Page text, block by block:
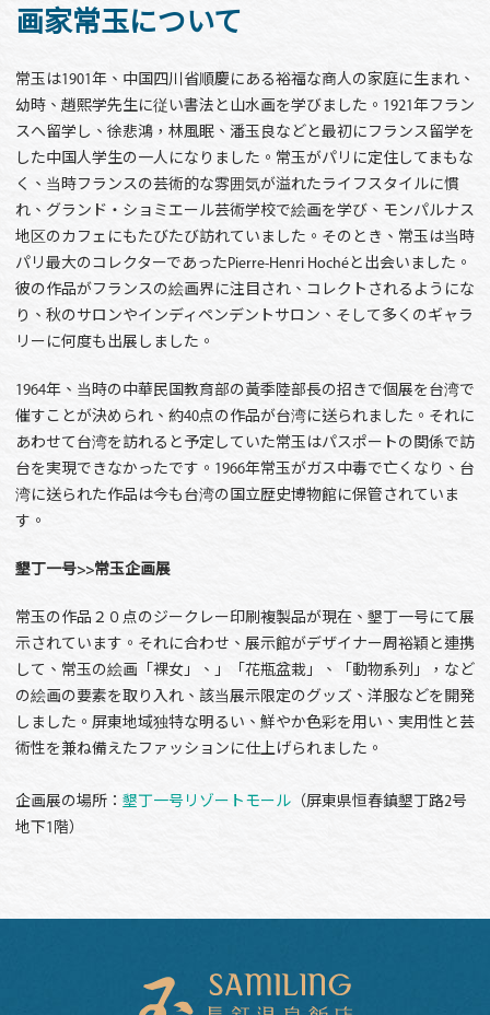
画家常玉について
常玉は1901年、中国四川省順慶にある裕福な商人の家庭に生まれ、
幼時、趙熙学先生に従い書法と山水画を学びました。1921年フラン
スへ留学し、徐悲鴻，林風眠、潘玉良などと最初にフランス留学を
した中国人学生の一人になりました。常玉がパリに定住してまもな
く、当時フランスの芸術的な雰囲気が溢れたライフスタイルに慣
れ、グランド・ショミエール芸術学校で絵画を学び、モンパルナス
地区のカフェにもたびたび訪れていました。そのとき、常玉は当時
パリ最大のコレクターであったPierre-Henri Hochéと出会いました。
彼の作品がフランスの絵画界に注目され、コレクトされるようにな
り、秋のサロンやインディペンデントサロン、そして多くのギャラ
リーに何度も出展しました。
1964年、当時の中華民国教育部の黃季陸部長の招きで個展を台湾で
催すことが決められ、約40点の作品が台湾に送られました。それに
あわせて台湾を訪れると予定していた常玉はパスポートの関係で訪
台を実現できなかったです。1966年常玉がガス中毒で亡くなり、台
湾に送られた作品は今も台湾の国立歴史博物館に保管されていま
す。
墾丁一号>>常玉企画展
常玉の作品２０点のジークレー印刷複製品が現在、墾丁一号にて展
示されています。それに合わせ、展示館がデザイナー周裕穎と連携
して、常玉の絵画「裸女」、」「花瓶盆栽」、「動物系列」，など
の絵画の要素を取り入れ、該当展示限定のグッズ、洋服などを開発
しました。屏東地域独特な明るい、鮮やか色彩を用い、実用性と芸
術性を兼ね備えたファッションに仕上げられました。
企画展の場所： 墾丁一号リゾートモール （屏東県恒春鎮墾丁路2号
地下1階）